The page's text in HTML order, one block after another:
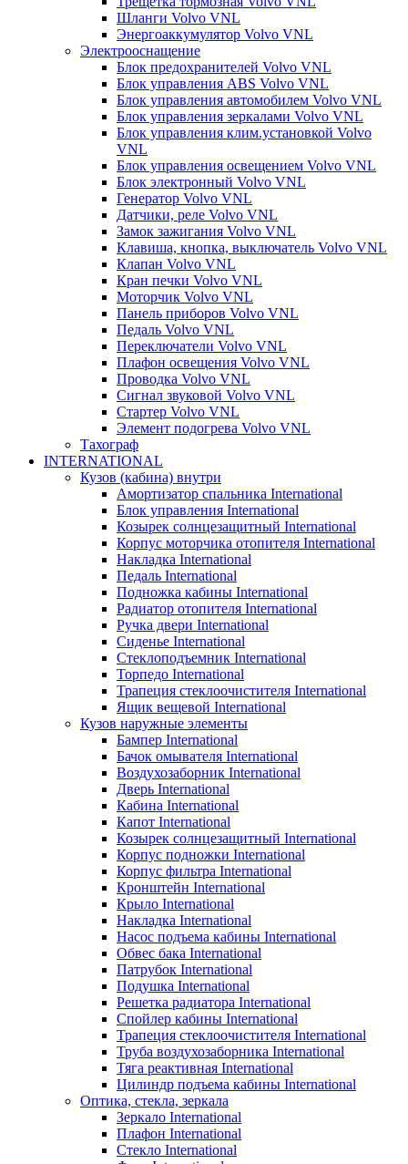
Шланги Volvo VNL
Энергоаккумулятор Volvo VNL
Электрооснащение
Блок предохранителей Volvo VNL
Блок управления ABS Volvo VNL
Блок управления автомобилем Volvo VNL
Блок управления зеркалами Volvo VNL
Блок управления клим.установкой Volvo
VNL
Блок управления освещением Volvo VNL
Блок электронный Volvo VNL
Генератор Volvo VNL
Датчики, реле Volvo VNL
Замок зажигания Volvo VNL
Клавиша, кнопка, выключатель Volvo VNL
Клапан Volvo VNL
Кран печки Volvo VNL
Моторчик Volvo VNL
Панель приборов Volvo VNL
Педаль Volvo VNL
Переключатели Volvo VNL
Плафон освещения Volvo VNL
Проводка Volvo VNL
Сигнал звуковой Volvo VNL
Стартер Volvo VNL
Элемент подогрева Volvo VNL
Тахограф
INTERNATIONAL
Кузов (кабина) внутри
Амортизатор спальника International
Блок управления International
Козырек солнцезащитный International
Корпус моторчика отопителя International
Накладка International
Педаль International
Подножка кабины International
Радиатор отопителя International
Ручка двери International
Сиденье International
Стеклоподъемник International
Торпедо International
Трапеция стеклоочистителя International
Ящик вещевой International
Кузов наружные элементы
Бампер International
Бачок омывателя International
Воздухозаборник International
Дверь International
Кабина International
Капот International
Козырек солнцезащитный International
Корпус подножки International
Корпус фильтра International
Кронштейн International
Крыло International
Накладка International
Насос подъема кабины International
Обвес бака International
Патрубок International
Подушка International
Решетка радиатора International
Спойлер кабины International
Трапеция стеклоочистителя International
Труба воздухозаборника International
Тяга реактивная International
Цилиндр подъема кабины International
Оптика, стекла, зеркала
Зеркало International
Плафон International
Стекло International